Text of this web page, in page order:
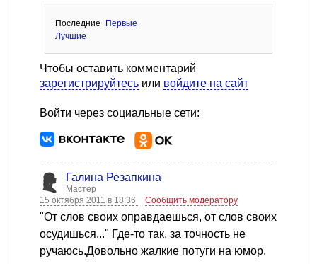
Последние
Первые
Лучшие
Чтобы оставить комментарий
зарегистрируйтесь или войдите на сайт
Войти через социальные сети:
Галина Резапкина
Мастер
15 октября 2011 в 18:36
Сообщить модератору
"От слов своих оправдаешься, от слов своих
осудишься..." Где-то так, за точность не
ручаюсь.Довольно жалкие потуги на юмор.